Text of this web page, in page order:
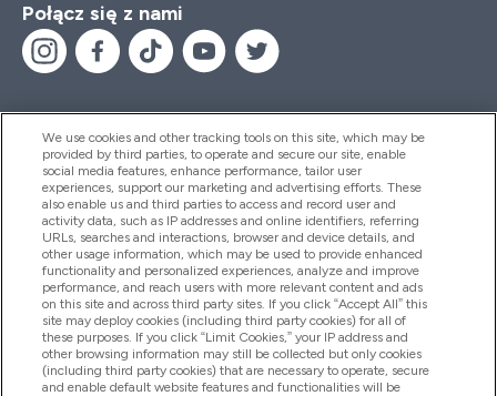
Połącz się z nami
Pomoc I Informacja
Produkty
Informacje O Firmie
Okazje W Myprotein
We use cookies and other tracking tools on this site, which may be
provided by third parties, to operate and secure our site, enable
social media features, enhance performance, tailor user
experiences, support our marketing and advertising efforts. These
also enable us and third parties to access and record user and
activity data, such as IP addresses and online identifiers, referring
URLs, searches and interactions, browser and device details, and
other usage information, which may be used to provide enhanced
functionality and personalized experiences, analyze and improve
performance, and reach users with more relevant content and ads
on this site and across third party sites. If you click “Accept All” this
site may deploy cookies (including third party cookies) for all of
these purposes. If you click “Limit Cookies,” your IP address and
other browsing information may still be collected but only cookies
(including third party cookies) that are necessary to operate, secure
and enable default website features and functionalities will be